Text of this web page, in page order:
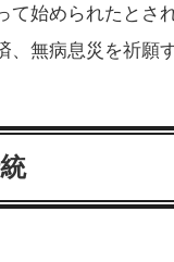
て始められたとさ
無病息災を祈願